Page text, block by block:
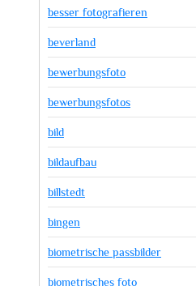
besser fotografieren
beverland
bewerbungsfoto
bewerbungsfotos
bild
bildaufbau
billstedt
bingen
biometrische passbilder
biometrisches foto